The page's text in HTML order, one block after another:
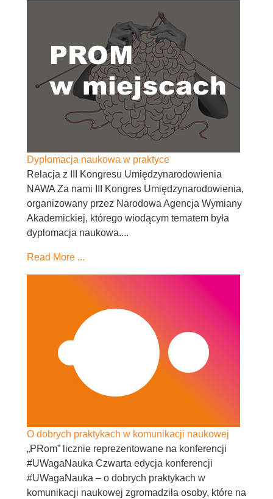
Dyplomacja naukowa w praktyce
Relacja z III Kongresu Umiędzynarodowienia
NAWA Za nami III Kongres Umiędzynarodowienia,
organizowany przez Narodowa Agencja Wymiany
Akademickiej, którego wiodącym tematem była
dyplomacja naukowa....
Read More ...
O dobrych praktykach w komunikacji naukowej
„PRom” licznie reprezentowane na konferencji
#UWagaNauka Czwarta edycja konferencji
#UWagaNauka – o dobrych praktykach w
komunikacji naukowej zgromadziła osoby, które na